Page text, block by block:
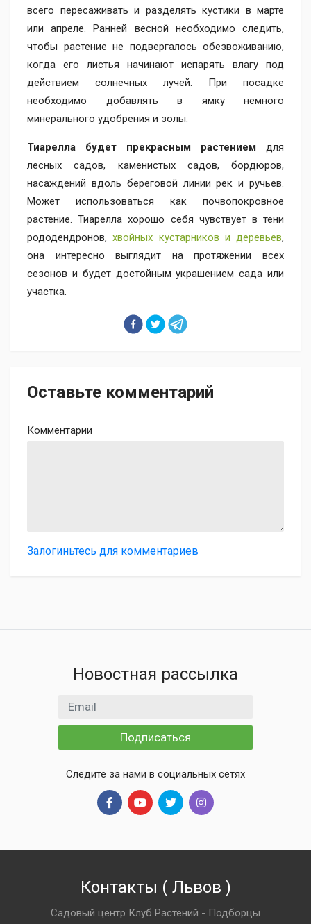
всего пересаживать и разделять кустики в марте
или апреле. Ранней весной необходимо следить,
чтобы растение не подвергалось обезвоживанию,
когда его листья начинают испарять влагу под
действием солнечных лучей. При посадке
необходимо добавлять в ямку немного
минерального удобрения и золы.
Тиарелла будет прекрасным растением для
лесных садов, каменистых садов, бордюров,
насаждений вдоль береговой линии рек и ручьев.
Может использоваться как почвопокровное
растение. Тиарелла хорошо себя чувствует в тени
рододендронов,хвойных кустарников и деревьев,
она интересно выглядит на протяжении всех
сезонов и будет достойным украшением сада или
участка.
Оставьте комментарий
Комментарии
Залогиньтесь для комментариев
Новостная рассылка
Email адрес
Подписаться
Следите за нами в социальных сетях
Контакты ( Львов )
Садовый центр Клуб Растений - Подборцы